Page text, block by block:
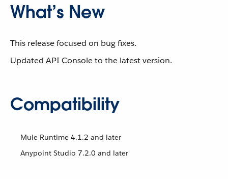
What’s New
This release focused on bug fixes.
Updated API Console to the latest version.
Compatibility
Mule Runtime 4.1.2 and later
Anypoint Studio 7.2.0 and later